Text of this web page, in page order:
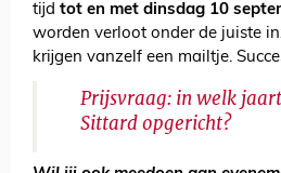
tijd tot en met dinsdag 10
worden verloot onder de juiste
krijgen vanzelf een mailtje.
Prijsvraag: in welk
Sittard opgericht?